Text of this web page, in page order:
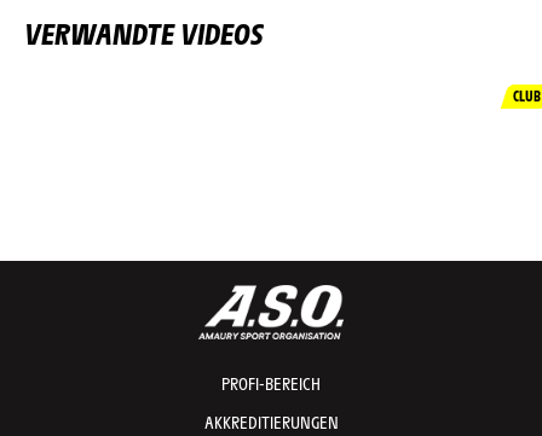
VERWANDTE VIDEOS
CLUB
PROFI-BEREICH
AKKREDITIERUNGEN